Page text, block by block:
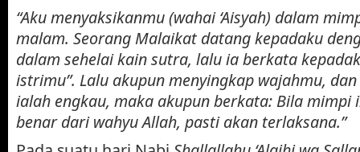
“Aku menyaksikanmu (wahai ‘Aisyah) dalam
malam. Seorang Malaikat datang kepadaku
dalam sehelai kain sutra, lalu ia berkata
istrimu”. Lalu akupun menyingkap wajahmu,
ialah engkau, maka akupun berkata: Bila mimpi
benar dari wahyu Allah, pasti akan terlaksana.”